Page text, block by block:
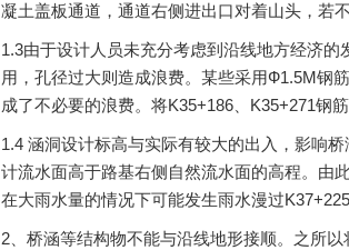
凝土盖板通道，通道右侧进出口对着山头，若
1.3由于设计人员未充分考虑到沿线地方经济
用，孔径过大则造成浪费。某些采用Ф1.5M钢
成了不必要的浪费。将K35+186、K35+271钢
1.4 涵洞设计标高与实际有较大的出入，影响
计流水面高于路基右侧自然流水面的高程。由
在大雨水量的情况下可能发生雨水漫过
2、桥涵等结构物不能与沿线地形接顺。之所